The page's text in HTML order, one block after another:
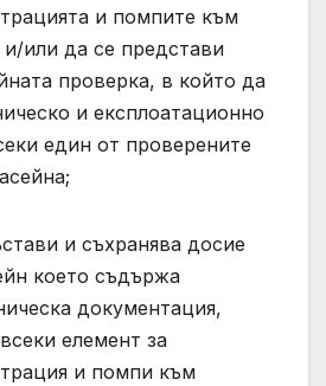
и помпите към
и/или да се представи
проверка, в който да
и експлоатационно
един от проверените
и съхранява досие
което съдържа
документация,
елемент за
и помпи към